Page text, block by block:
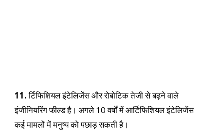
11.र्टिफिशियल इंटेलिजेंस और रोबोटिक तेजी से बढ़ने वाले
इंजीनियरिंग फील्ड है। अगले 10 वर्षों में आर्टिफिशियल इंटेलिजेंस
कई मामलों में मनुष्य को पछाड़ सकती है।